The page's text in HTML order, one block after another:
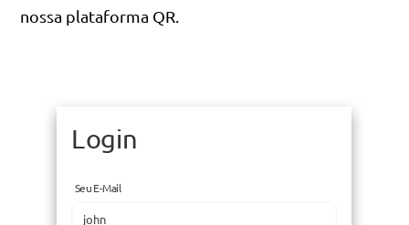
nossa plataforma QR.
Login
Seu E-Mail